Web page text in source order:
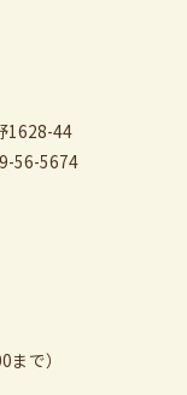
1628-44
56-5674
で）